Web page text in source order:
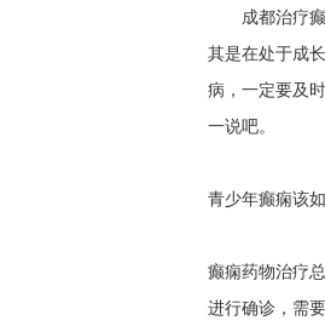
成都治疗癫
其是在处于成
病，一定要及
一说吧。
青少年癫痫该
癫痫药物治疗
进行确诊，需